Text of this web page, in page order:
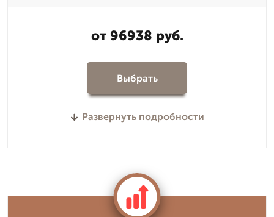
от 96938 руб.
Выбрать
Развернуть подробности